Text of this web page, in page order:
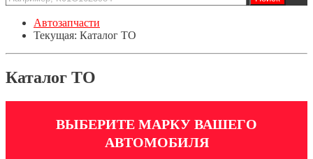
Автозапчасти
Текущая: Каталог ТО
Каталог ТО
ВЫБЕРИТЕ МАРКУ ВАШЕГО
АВТОМОБИЛЯ